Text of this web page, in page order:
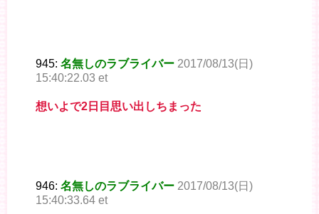
945: 名無しのラブライバー 2017/08/13(日)
15:40:22.03 et
想いよで2日目思い出しちまった
946: 名無しのラブライバー 2017/08/13(日)
15:40:33.64 et